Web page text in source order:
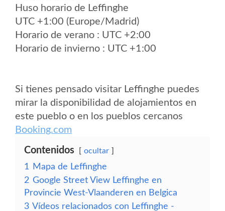
Huso horario de Leffinghe
UTC +1:00 (Europe/Madrid)
Horario de verano : UTC +2:00
Horario de invierno : UTC +1:00
Si tienes pensado visitar Leffinghe puedes
mirar la disponibilidad de alojamientos en
este pueblo o en los pueblos cercanos
Booking.com
Contenidos ocultar
1
Mapa de Leffinghe
2 Google Street View Leffinghe en
Provincie West-Vlaanderen en Belgica
3 Vídeos relacionados con Leffinghe -